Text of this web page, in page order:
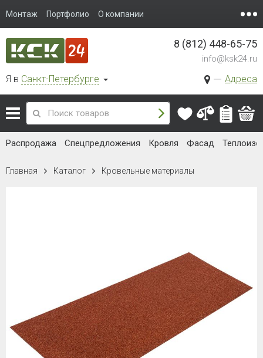
Монтаж Портфолио О компании
Я в Санкт-Петербурге Адреса
8 (812) 448-65-75
info@ksk24.ru
Распродажа Спецпредложения Кровля Фасад
Главная Каталог Кровельные материалы